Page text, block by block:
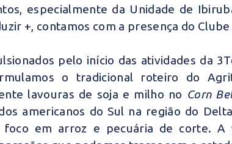
especialmente da Unidade de
+, contamos com a presença do
pelo início das atividades da
o tradicional roteiro do
lavouras de soja e milho no Corn
americanos do Sul na região do
foco em arroz e pecuária de corte. A